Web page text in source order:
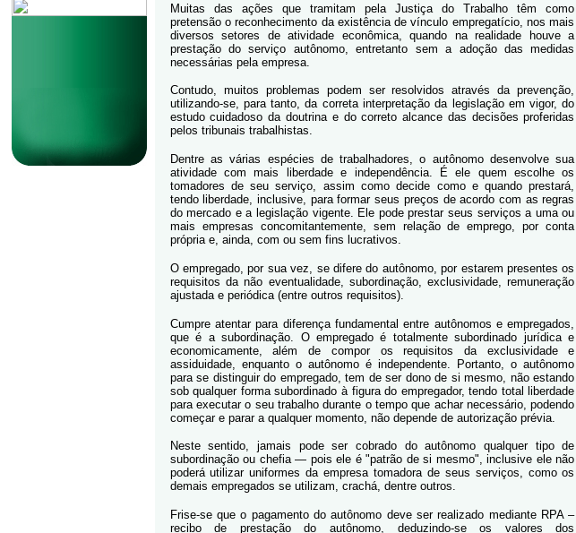
Muitas das ações que tramitam pela Justiça do Trabalho têm como
pretensão o reconhecimento da existência de vínculo empregatício, nos mais
diversos setores de atividade econômica, quando na realidade houve a
prestação do serviço autônomo, entretanto sem a adoção das medidas
necessárias pela empresa.
Contudo, muitos problemas podem ser resolvidos através da prevenção,
utilizando-se, para tanto, da correta interpretação da legislação em vigor, do
estudo cuidadoso da doutrina e do correto alcance das decisões proferidas
pelos tribunais trabalhistas.
Dentre as várias espécies de trabalhadores, o autônomo desenvolve sua
atividade com mais liberdade e independência. É ele quem escolhe os
tomadores de seu serviço, assim como decide como e quando prestará,
tendo liberdade, inclusive, para formar seus preços de acordo com as regras
do mercado e a legislação vigente. Ele pode prestar seus serviços a uma ou
mais empresas concomitantemente, sem relação de emprego, por conta
própria e, ainda, com ou sem fins lucrativos.
O empregado, por sua vez, se difere do autônomo, por estarem presentes os
requisitos da não eventualidade, subordinação, exclusividade, remuneração
ajustada e periódica (entre outros requisitos).
Cumpre atentar para diferença fundamental entre autônomos e empregados,
que é a subordinação. O empregado é totalmente subordinado jurídica e
economicamente, além de compor os requisitos da exclusividade e
assiduidade, enquanto o autônomo é independente. Portanto, o autônomo
para se distinguir do empregado, tem de ser dono de si mesmo, não estando
sob qualquer forma subordinado à figura do empregador, tendo total liberdade
para executar o seu trabalho durante o tempo que achar necessário, podendo
começar e parar a qualquer momento, não depende de autorização prévia.
Neste sentido, jamais pode ser cobrado do autônomo qualquer tipo de
subordinação ou chefia — pois ele é "patrão de si mesmo", inclusive ele não
poderá utilizar uniformes da empresa tomadora de seus serviços, como os
demais empregados se utilizam, crachá, dentre outros.
Frise-se que o pagamento do autônomo deve ser realizado mediante RPA –
recibo de prestação do autônomo, deduzindo-se os valores dos